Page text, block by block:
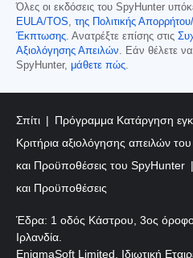
Όλες οι εκδόσεις του SpyHunter
EULA/TOS
της Πολιτικής
Έκπτωσης . Ανατρέξτε επίσης στις
Αξιολόγησης Απειλών . Εάν θέλετε
SpyHunter, μάθετε πώς
Σπίτι
Πρόγραμμα Κατάργηση
Κριτήρια αξιολόγησης απειλών
και Προϋποθέσεις του SpyHunter
και Προϋποθέσεις
Έδρα: 1 οδός Κάστρου, 3ος
Ιρλανδία.
EnigmaSoft Limited, Ιδιωτική